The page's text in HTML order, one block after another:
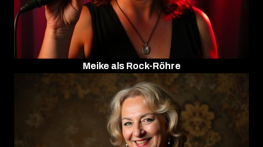
Meike als Rock-Röhre